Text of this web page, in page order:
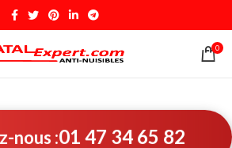
0
nous :01 47 34 65 82